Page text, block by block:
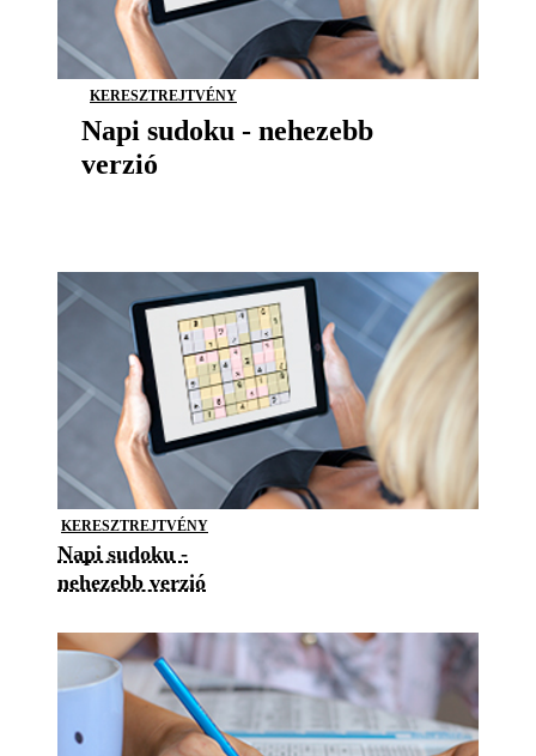
KERESZTREJTVÉNY
Napi sudoku - nehezebb
verzió
KERESZTREJTVÉNY
Napi sudoku -
nehezebb verzió